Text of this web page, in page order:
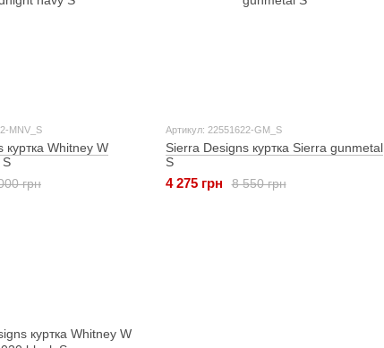
MNV_S
куртка Whitney W
S
грн
Артикул: 22551622-GM_S
Sierra Designs куртка Sierra gunmetal
S
8 550 грн
4 275 грн